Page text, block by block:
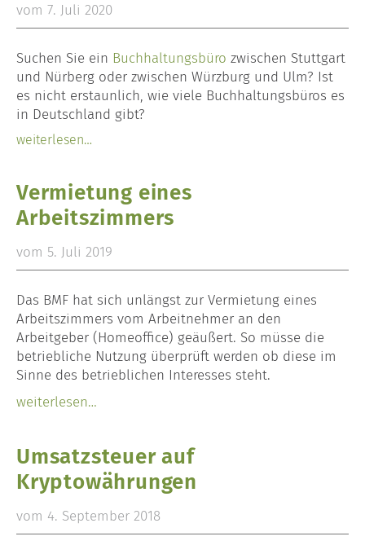
vom 7. Juli 2020
Suchen Sie ein Buchhaltungsbüro zwischen Stuttgart
und Nürberg oder zwischen Würzburg und Ulm? Ist
es nicht erstaunlich, wie viele Buchhaltungsbüros es
in Deutschland gibt?
weiterlesen…
Vermietung eines
Arbeitszimmers
vom 5. Juli 2019
Das BMF hat sich unlängst zur Vermietung eines
Arbeitszimmers vom Arbeitnehmer an den
Arbeitgeber (Homeoffice) geäußert. So müsse die
betriebliche Nutzung überprüft werden ob diese im
Sinne des betrieblichen Interesses steht.
weiterlesen…
Umsatzsteuer auf
Kryptowährungen
vom 4. September 2018